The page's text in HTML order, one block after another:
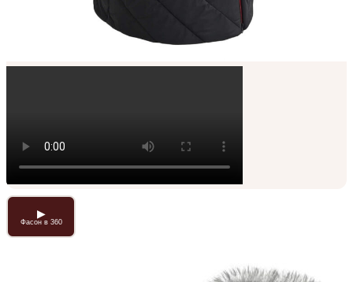
▶
Фасон в 360